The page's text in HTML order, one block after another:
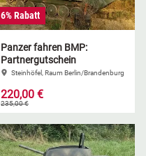
6% Rabatt
Panzer fahren BMP:
Partnergutschein
Steinhöfel, Raum Berlin/Brandenburg
220,00 €
235,00 €